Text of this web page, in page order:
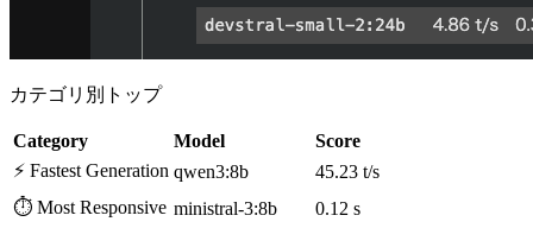
カテゴリ別トップ
Category Model
Score
⚡ Fastest Generation qwen3:8b
45.23 t/s
⏱️ Most Responsive ministral-3:8b
0.12 s